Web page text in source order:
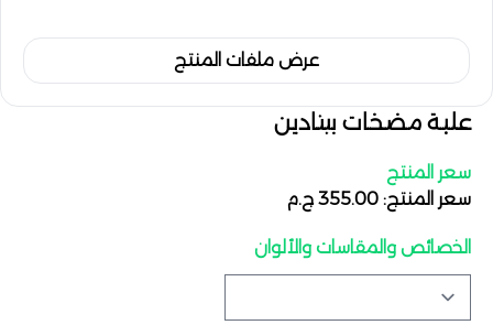
عرض ملفات المنتج
علبة مضخات بيتادين
سعر المنتج
سعر المنتج: 355.00 ج.م
الخصائص والمقاسات والألوان